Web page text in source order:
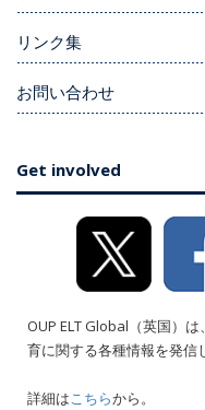
リンク集
お問い合わせ
Get involved
OUP ELT Global（英国）
育に関する各種情報を発信
詳細はこちらから。